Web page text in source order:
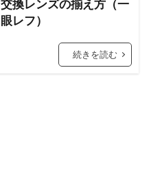
交換レンズの揃え方（一
眼レフ）
続きを読む